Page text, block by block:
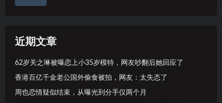
近期文章
62岁关之琳被曝恋上小35岁模特，网友吵翻后她回应了
香港百亿千金老公国外偷食被拍，网友：太失态了
周也恋情疑似结束，从曝光到分手仅两个月